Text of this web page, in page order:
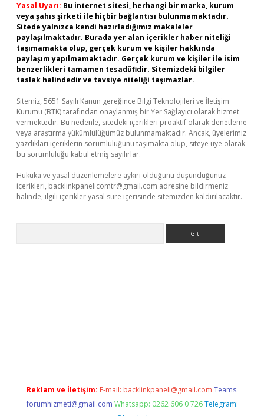
Yasal Uyarı: Bu internet sitesi, herhangi bir marka, kurum
veya şahıs şirketi ile hiçbir bağlantısı bulunmamaktadır.
Sitede yalnızca kendi hazırladığımız makaleler
paylaşılmaktadır. Burada yer alan içerikler haber niteliği
taşımamakta olup, gerçek kurum ve kişiler hakkında
paylaşım yapılmamaktadır. Gerçek kurum ve kişiler ile isim
benzerlikleri tamamen tesadüfidir. Sitemizdeki bilgiler
taslak halindedir ve tavsiye niteliği taşımazlar.
Sitemiz, 5651 Sayılı Kanun gereğince Bilgi Teknolojileri ve İletişim
Kurumu (BTK) tarafından onaylanmış bir Yer Sağlayıcı olarak hizmet
vermektedir. Bu nedenle, sitedeki içerikleri proaktif olarak denetleme
veya araştırma yükümlülüğümüz bulunmamaktadır. Ancak, üyelerimiz
yazdıkları içeriklerin sorumluluğunu taşımakta olup, siteye üye olarak
bu sorumluluğu kabul etmiş sayılırlar.
Hukuka ve yasal düzenlemelere aykırı olduğunu düşündüğünüz
içerikleri, backlinkpanelicomtr@gmail.com adresine bildirmeniz
halinde, ilgili içerikler yasal süre içerisinde sitemizden kaldırılacaktır.
Reklam ve İletişim: E-mail: backlinkpaneli@gmail.com Teams:
forumhizmeti@gmail.com Whatsapp: 0262 606 0 726 Telegram: